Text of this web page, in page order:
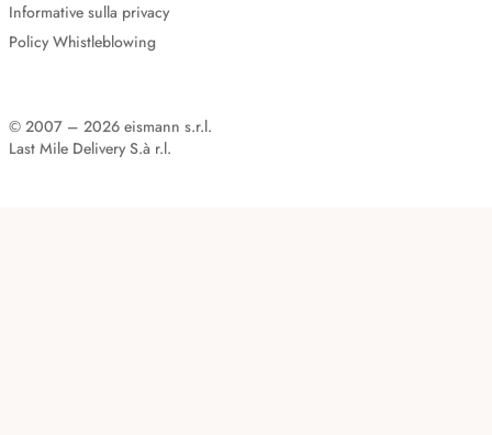
Informative sulla privacy
Policy Whistleblowing
© 2007 – 2026 eismann s.r.l.
Last Mile Delivery S.à r.l.